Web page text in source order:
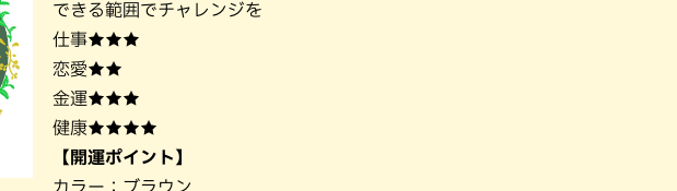
できる範囲でチャレンジを
仕事★★★
恋愛★★
金運★★★
健康★★★★
【開運ポイント】
カラー：ブラウン